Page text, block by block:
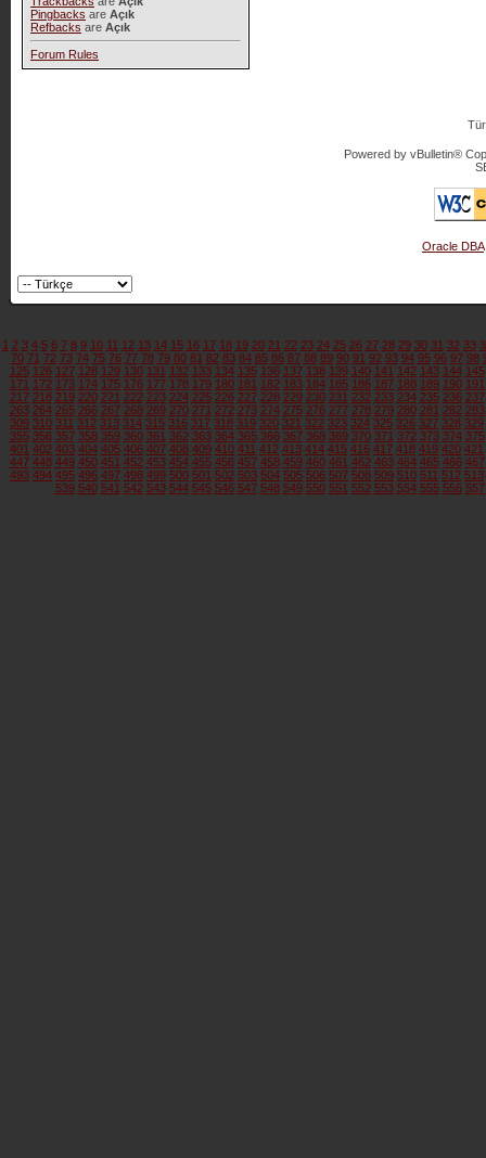
Pingbacks are Açık
Refbacks are Açık
Forum Rules
Powered by vBulletin®
Oracle DBA
1 2 3 4 5 6 7 8 9 10 11 12 13 14 15 16 17 18 19 20 21 22 23 24 25 26 27 28 29 30 31 32 33
70 71 72 73 74 75 76 77 78 79 80 81 82 83 84 85 86 87 88 89 90 91 92 93 94 95 96 97 98
125 126 127 128 129 130 131 132 133 134 135 136 137 138 139 140 141 142 143 144 145
171 172 173 174 175 176 177 178 179 180 181 182 183 184 185 186 187 188 189 190 191
217 218 219 220 221 222 223 224 225 226 227 228 229 230 231 232 233 234 235 236 237
263 264 265 266 267 268 269 270 271 272 273 274 275 276 277 278 279 280 281 282 283
309 310 311 312 313 314 315 316 317 318 319 320 321 322 323 324 325 326 327 328 329
355 356 357 358 359 360 361 362 363 364 365 366 367 368 369 370 371 372 373 374 375
401 402 403 404 405 406 407 408 409 410 411 412 413 414 415 416 417 418 419 420 421
447 448 449 450 451 452 453 454 455 456 457 458 459 460 461 462 463 464 465 466 467
493 494 495 496 497 498 499 500 501 502 503 504 505 506 507 508 509 510 511 512 513
539 540 541 542 543 544 545 546 547 548 549 550 551 552 553 554 555 556 557